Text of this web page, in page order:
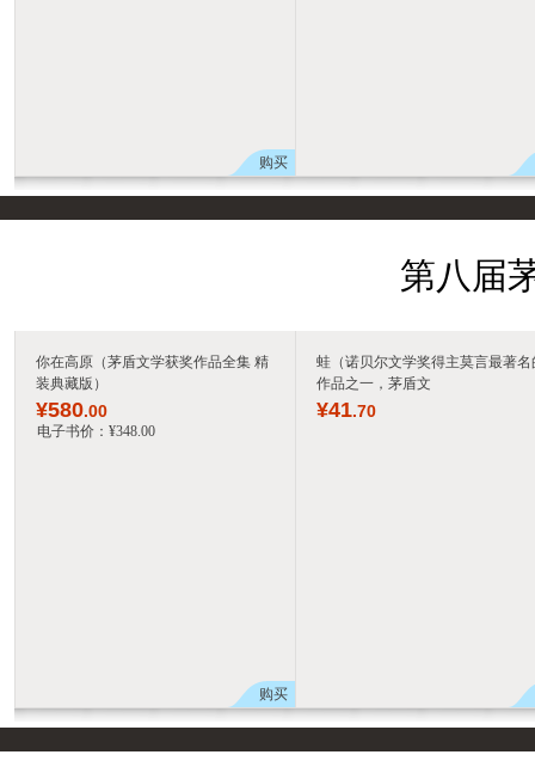
购买
第八届
你在高原（茅盾文学获奖作品全集 精
装典藏版）
¥580.00
电子书价： ¥348.00
购买
蛙（诺贝尔文学奖得主莫言最著名
作品之一，茅盾文
¥41.70